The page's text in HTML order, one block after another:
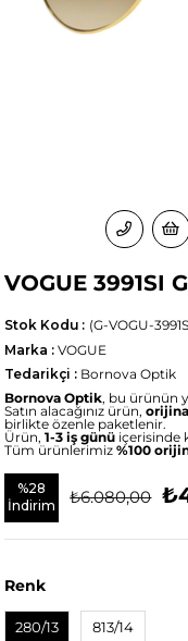
VOGUE 3991SI
(G-VOGU-
Stok Kodu
Marka : VOGUE
Tedarikçi : Bornova Optik
Bornova Optik, bu ürünün
Satın alacağınız ürün,
birlikte özenle paketlenir.
Ürün,1-3 iş günü içerisinde
Tüm ürünlerimiz%100
%28
İndirim
₺6.080,00
Renk
280/13 813/14